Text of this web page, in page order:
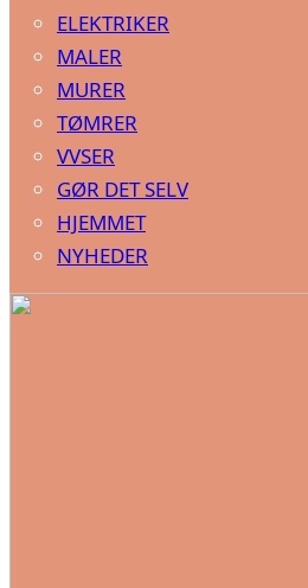
ELEKTRIKER
MALER
MURER
TØMRER
VVSER
GØR DET SELV
HJEMMET
NYHEDER